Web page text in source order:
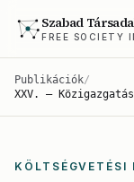
Szabad
FREE SOCIETY
Publikációk/
XXV. —
KÖLTSÉGVETÉSI